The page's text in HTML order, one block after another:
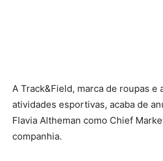
A Track&Field, marca de roupas e
atividades esportivas, acaba de
Flavia Altheman como Chief
companhia.